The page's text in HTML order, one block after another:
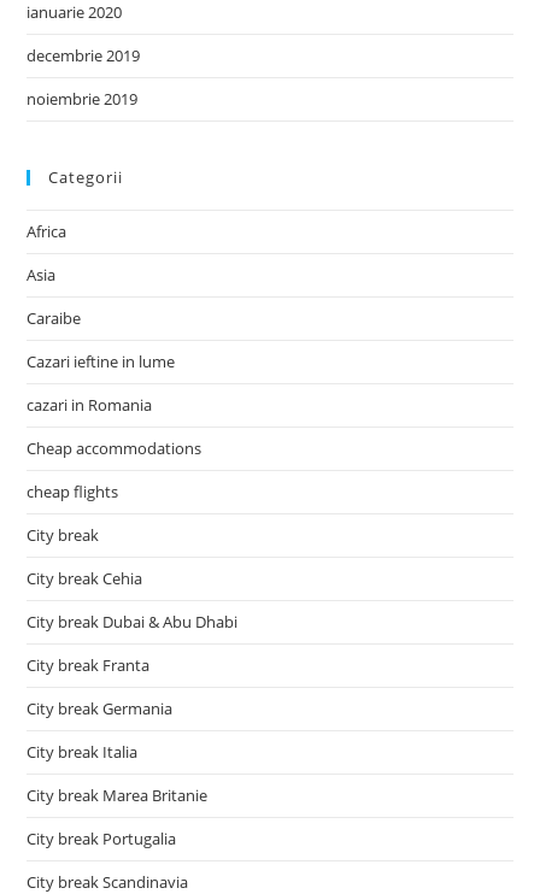
ianuarie 2020
decembrie 2019
noiembrie 2019
Categorii
Africa
Asia
Caraibe
Cazari ieftine in lume
cazari in Romania
Cheap accommodations
cheap flights
City break
City break Cehia
City break Dubai & Abu Dhabi
City break Franta
City break Germania
City break Italia
City break Marea Britanie
City break Portugalia
City break Scandinavia